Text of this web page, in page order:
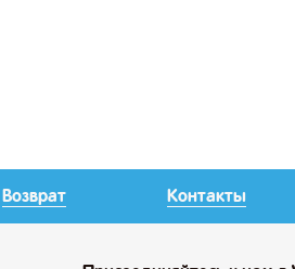
Возврат Контакты